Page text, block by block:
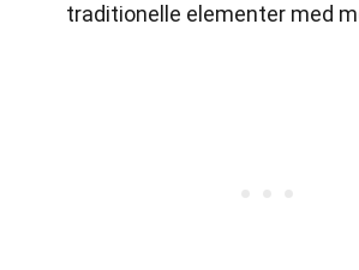
traditionelle elementer med